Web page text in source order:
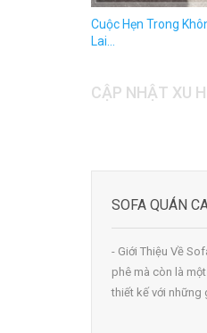
CẬP NHẬT XU
SOFA QUÁN
- Giới Thiệu Về
phê mà còn là
thiết kế với những